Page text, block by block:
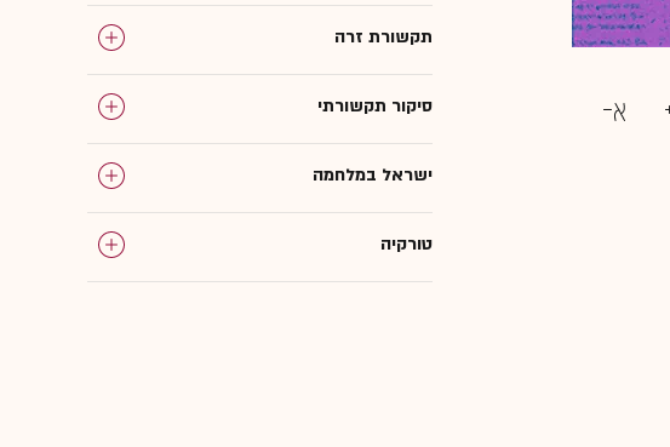
תקשורת זרה
סיקור תקשורתי
ישראל במלחמה
טורקיה